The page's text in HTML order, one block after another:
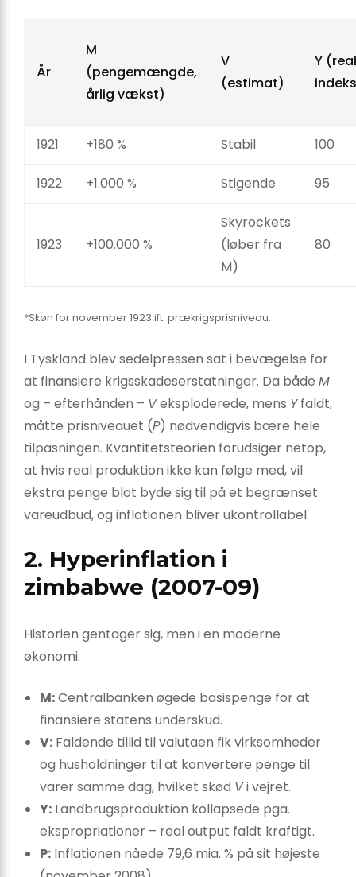
År
M
(pengemængde,
årlig vækst)
V
(estimat)
Y
1921 +180 % Stabil 100
1922 +1.000 % Stigende 95
1923 +100.000 %
Skyrockets
(løber fra
M)
80
*Skøn for november 1923 ift. prækrigsprisniveau.
I Tyskland blev sedelpressen sat i bevægelse for
at finansiere krigsskadeserstatninger. Da både M
og – efterhånden – Veksploderede, mens Yfaldt,
måtte prisniveauet (P) nødvendigvis bære hele
tilpasningen. Kvantitetsteorien forudsiger netop,
at hvis real produktion ikke kan følge med, vil
ekstra penge blot byde sig til på et begrænset
vareudbud, og inflationen bliver ukontrollabel.
2. Hyperinflation i
zimbabwe (2007-09)
Historien gentager sig, men i en moderne
økonomi:
M:Centralbanken øgede basispenge for at
finansiere statens underskud.
V: Faldende tillid til valutaen fik virksomheder
og husholdninger til at konvertere penge til
varer samme dag, hvilket skød Vi vejret.
Y: Landbrugsproduktion kollapsede pga.
ekspropriationer – real output faldt kraftigt.
P: Inflationen nåede 79,6 mia. % på sit højeste